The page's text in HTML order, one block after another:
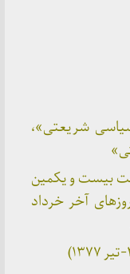
شریعتی»،
بیست و یکمین
آخر خرداد